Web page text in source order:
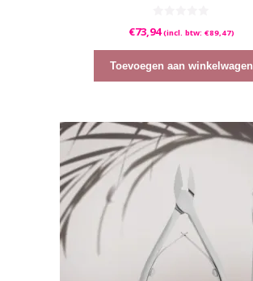
v
5
€73,94 (incl. btw: €89,47)
Toevoegen aan winkelwagen